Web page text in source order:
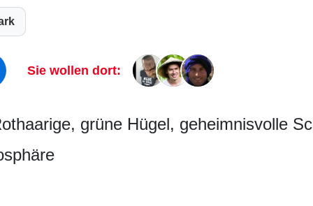
Sie wollen dort:
grüne Hügel, geheimnisvolle